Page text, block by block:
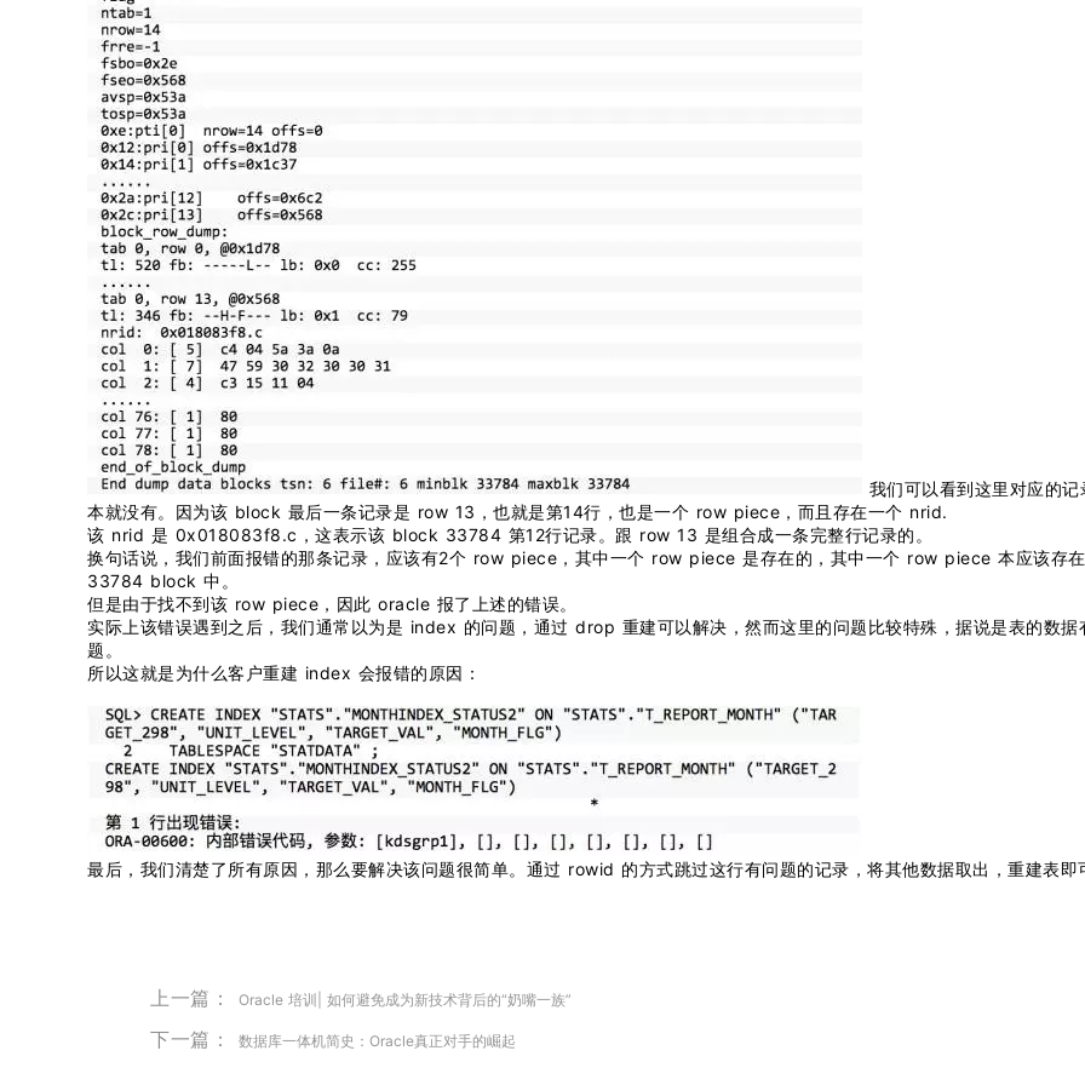
我们可以看到这里对应的记
本就没有。因为该 block 最后一条记录是 row 13，也就是第14行，也是一个 row piece，而且存在一个 nrid.
该 nrid 是 0x018083f8.c，这表示该 block 33784 第12行记录。跟 row 13 是组合成一条完整行记录的。
换句话说，我们前面报错的那条记录，应该有2个 row piece，其中一个 row piece 是存在的，其中一个 row piece 本应该存
33784 block 中。
但是由于找不到该 row piece，因此 oracle 报了上述的错误。
实际上该错误遇到之后，我们通常以为是 index 的问题，通过 drop 重建可以解决，然而这里的问题比较特殊，据说是表的数据
题。
所以这就是为什么客户重建 index 会报错的原因：
最后，我们清楚了所有原因，那么要解决该问题很简单。通过 rowid 的方式跳过这行有问题的记录，将其他数据取出，重建表即
上一篇： Oracle 培训| 如何避免成为新技术背后的“奶嘴一族”
下一篇： 数据库一体机简史：Oracle真正对手的崛起